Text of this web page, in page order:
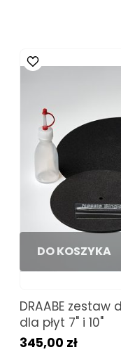
DO KOSZYKA
DRAABE zestaw
dla płyt 7" i 10"
345,00 zł